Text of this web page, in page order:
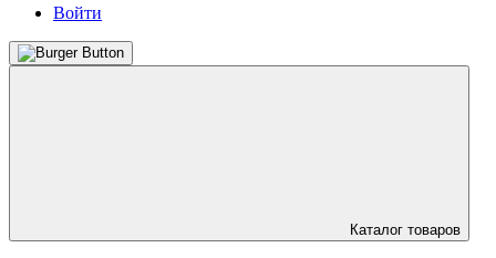
Войти
Каталог товаров